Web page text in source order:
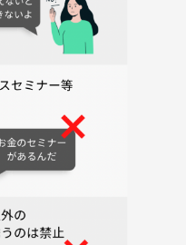
よろしくお願いします。
虚な対応をお願い致します。
みや匂いなどはきっちりお願